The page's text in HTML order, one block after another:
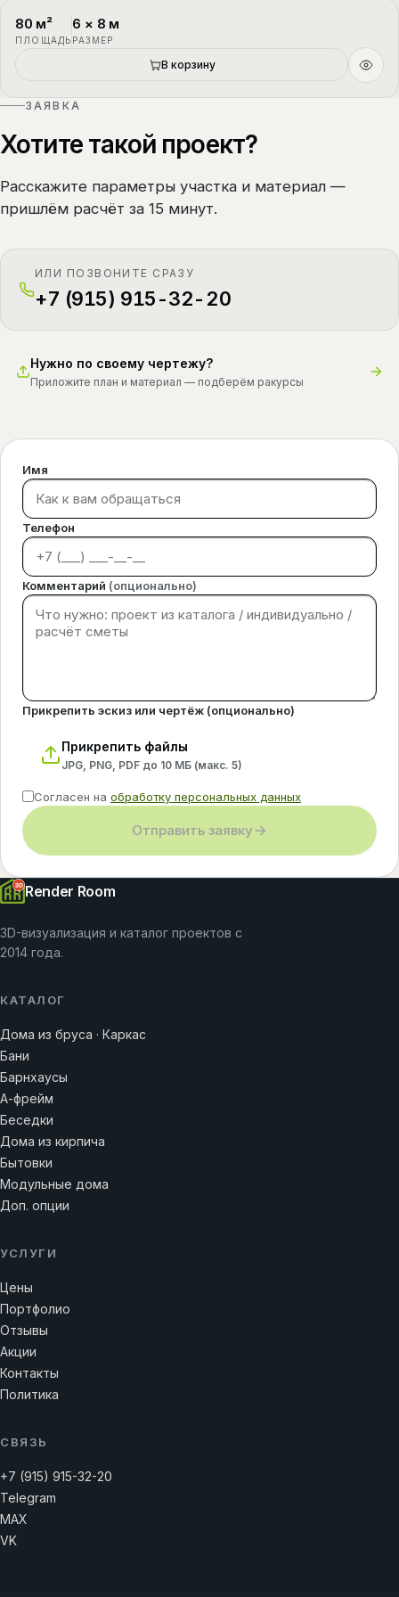
П-4
80 м²
ПЛОЩАДЬ
6 × 8 м
РАЗМЕР
В корзину
ЗАЯВКА
Хотите такой проект?
Расскажите параметры участка и материал —
пришлём расчёт за 15 минут.
ИЛИ ПОЗВОНИТЕ СРАЗУ
+7 (915) 915-32-20
Нужно по своему чертежу?
Приложите план и материал — подберём ракурсы
Имя
Телефон
Комментарий (опционально)
Прикрепить эскиз или чертёж (опционально)
Прикрепить файлы
JPG, PNG, PDF до 10 МБ (макс. 5)
Согласен на обработку персональных данных
Отправить заявку
Render Room
3D-визуализация и каталог проектов с
2014 года.
КАТАЛОГ
Дома из бруса · Каркас
Бани
Барнхаусы
А-фрейм
Беседки
Дома из кирпича
Бытовки
Модульные дома
Доп. опции
УСЛУГИ
Цены
Портфолио
Отзывы
Акции
Контакты
Политика
СВЯЗЬ
+7 (915) 915-32-20
Telegram
MAX
VK